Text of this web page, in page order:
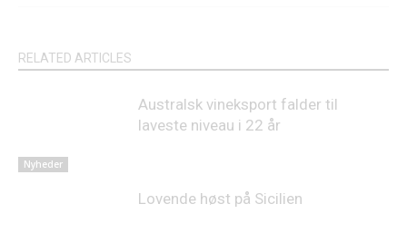
RELATED ARTICLES
Nyheder
Australsk vineksport falder til
laveste niveau i 22 år
Lovende høst på Sicilien